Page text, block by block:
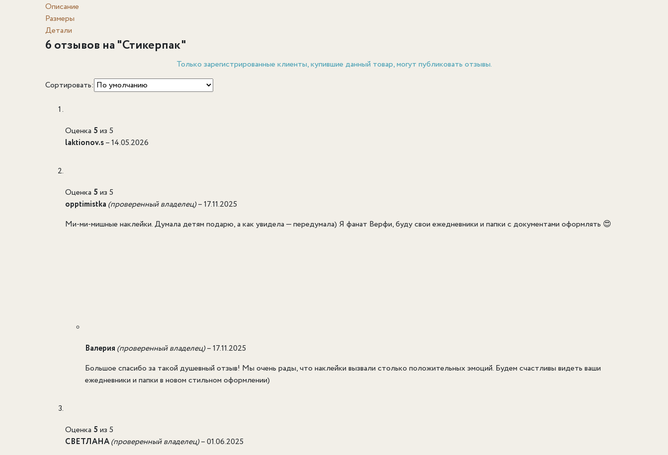
Описание
Размеры
Детали
6 отзывов на "Стикерпак"
Только зарегистрированные клиенты, купившие данный товар, могут публиковать отзывы.
Сортировать:
Оценка 5 из 5
laktionov.s–14.05.2026
Оценка 5 из 5
opptimistka (проверенный владелец)–17.11.2025
Ми-ми-мишные наклейки. Думала детям подарю, а как увидела — передумала) Я фанат Верфи, буду свои ежедневники и папки с документами оформлять 😍
Валерия (проверенный владелец)–17.11.2025
Большое спасибо за такой душевный отзыв! Мы очень рады, что наклейки вызвали столько положительных эмоций. Будем счастливы видеть ваши
ежедневники и папки в новом стильном оформлении)
Оценка 5 из 5
СВЕТЛАНА(проверенный владелец)–01.06.2025